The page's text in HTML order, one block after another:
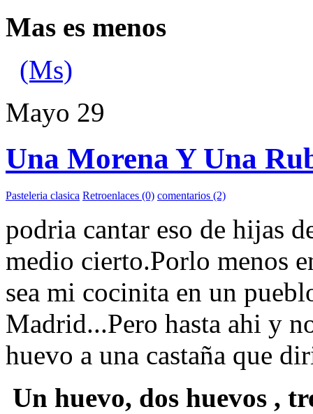
Mas es menos
(Ms)
Mayo 29
Una Morena Y Una
Pasteleria clasica Retroenlaces (0) comentarios (2)
podria cantar eso de hijas
medio cierto.Porlo menos
sea mi cocinita en un
Madrid...Pero hasta ahi y
huevo a una castaña que
Un huevo, dos huevos ,